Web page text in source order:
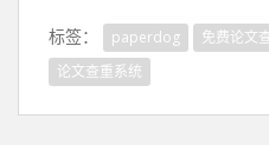
标签： paperdog 免费论文
论文查重系统